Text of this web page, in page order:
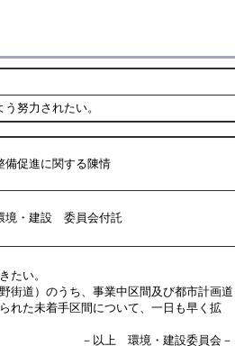
努力されたい。
備促進に関する陳情
境・建設 委員会付託
たい。
街道）のうち、事業中区間及び都市計画道
れた未着手区間について、一日も早く拡
建設委員会－